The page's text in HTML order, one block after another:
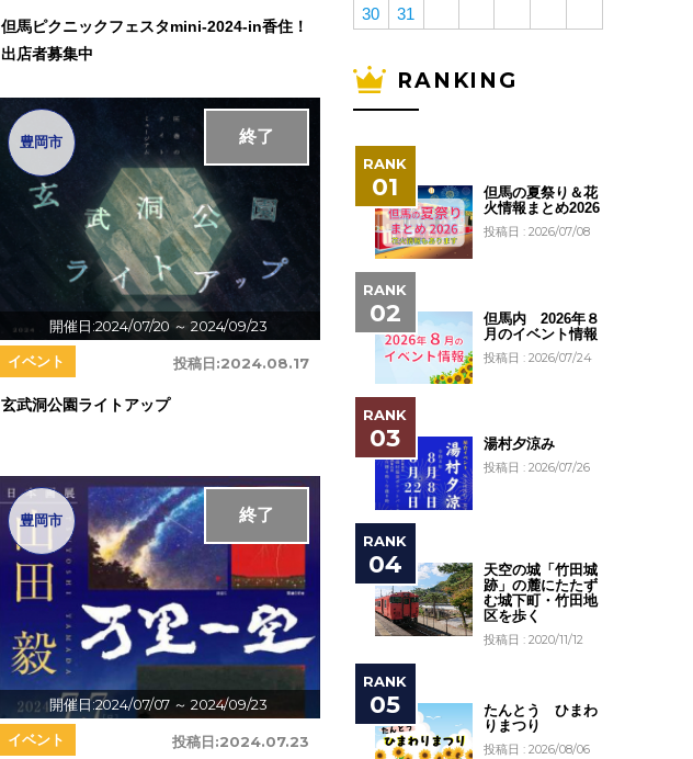
但馬ピクニックフェスタmini-2024-in香住！
出店者募集中
開催日:2024/07/20 ～ 2024/09/23
終了
豊岡市
投稿日:2024.08.17
イベント
玄武洞公園ライトアップ
開催日:2024/07/07 ～ 2024/09/23
終了
豊岡市
投稿日:2024.07.23
イベント
30
31
RANKING
但馬の夏祭り＆花
火情報まとめ2026
投稿日 : 2026/07/08
但馬内 2026年８
月のイベント情報
投稿日 : 2026/07/24
湯村夕涼み
投稿日 : 2026/07/26
天空の城「竹田城
跡」の麓にたたず
む城下町・竹田地
区を歩く
投稿日 : 2020/11/12
たんとう ひまわ
りまつり
投稿日 : 2026/08/06